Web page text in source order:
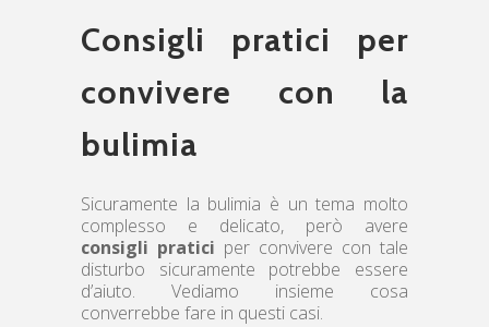
Consigli pratici per
convivere con la
bulimia
Sicuramente la bulimia è un tema molto
complesso e delicato, però avere
consigli pratici per convivere con tale
disturbo sicuramente potrebbe essere
d’aiuto. Vediamo insieme cosa
converrebbe fare in questi casi.